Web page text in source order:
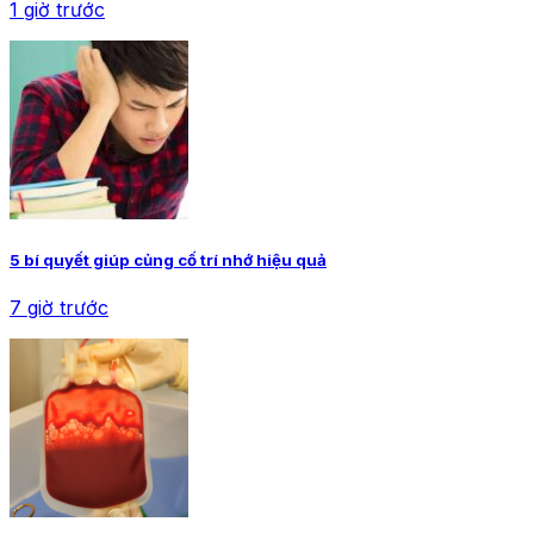
1 giờ trước
5 bí quyết giúp củng cố trí nhớ hiệu quả
7 giờ trước